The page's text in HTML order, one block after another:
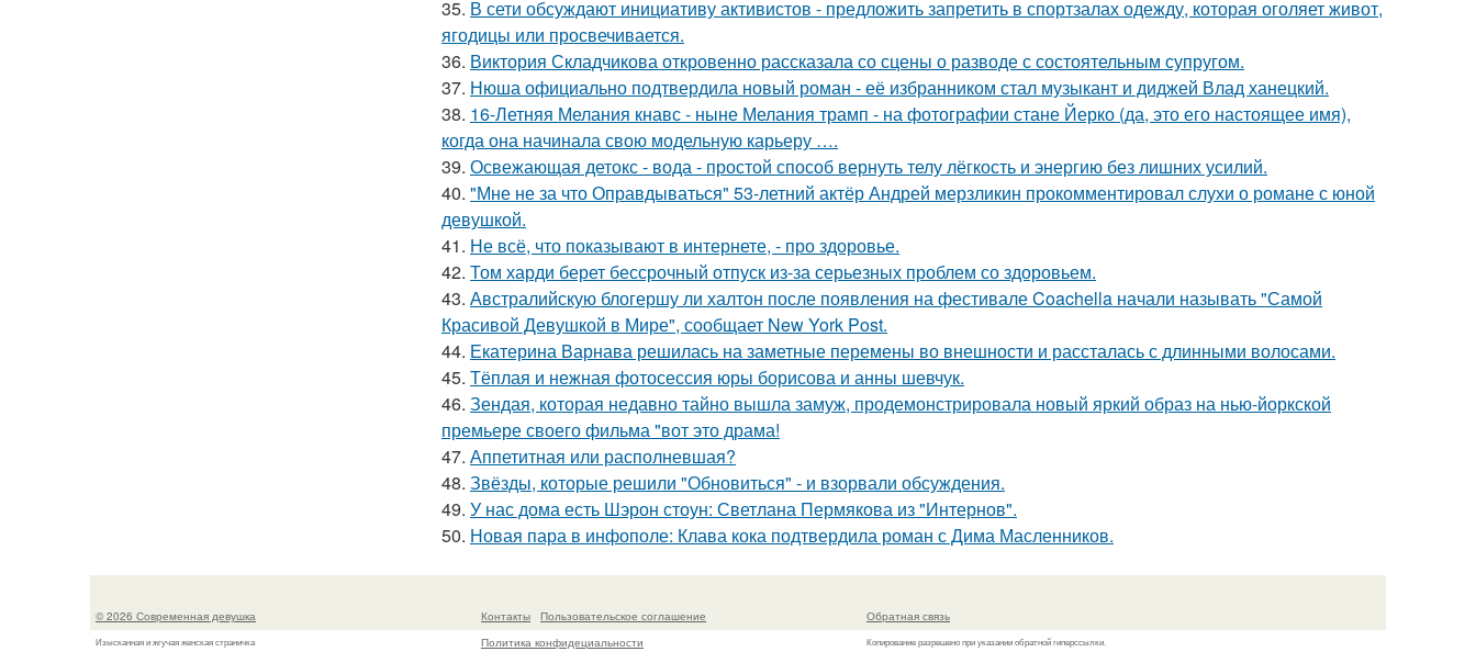
35. В сети обсуждают инициативу активистов - предложить запретить в спортзалах одежду, которая оголяет живот,
ягодицы или просвечивается.
36. Виктория Складчикова откровенно рассказала со сцены о разводе с состоятельным супругом.
37. Нюша официально подтвердила новый роман - её избранником стал музыкант и диджей Влад ханецкий.
38. 16-Летняя Мелания кнавс - ныне Мелания трамп - на фотографии стане Йерко (да, это его настоящее имя),
когда она начинала свою модельную карьеру ….
39. Освежающая детокс - вода - простой способ вернуть телу лёгкость и энергию без лишних усилий.
40. "Мне не за что Оправдываться" 53-летний актёр Андрей мерзликин прокомментировал слухи о романе с юной
девушкой.
41. Не всё, что показывают в интернете, - про здоровье.
42. Том харди берет бессрочный отпуск из-за серьезных проблем со здоровьем.
43. Австралийскую блогершу ли халтон после появления на фестивале Coachella начали называть "Самой
Красивой Девушкой в Мире", сообщает New York Post.
44. Екатерина Варнава решилась на заметные перемены во внешности и рассталась с длинными волосами.
45. Тёплая и нежная фотосессия юры борисова и анны шевчук.
46. Зендая, которая недавно тайно вышла замуж, продемонстрировала новый яркий образ на нью-йоркской
премьере своего фильма "вот это драма!
47. Аппетитная или располневшая?
48. Звёзды, которые решили "Обновиться" - и взорвали обсуждения.
49. У нас дома есть Шэрон стоун: Светлана Пермякова из "Интернов".
50. Новая пара в инфополе: Клава кока подтвердила роман с Дима Масленников.
© 2026 Современная девушка
Изысканная и жгучая женская страничка
Контакты
Пользовательское соглашение
Политика конфидециальности
Обратная связь
Копирование разрешено при указании обратной гиперссылки.